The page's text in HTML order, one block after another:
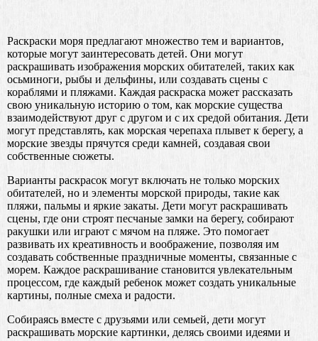
Раскраски моря предлагают множество тем и вариантов,
которые могут заинтересовать детей. Они могут
раскрашивать изображения морских обитателей, таких как
осьминоги, рыбы и дельфины, или создавать сцены с
кораблями и пляжами. Каждая раскраска может рассказать
свою уникальную историю о том, как морские существа
взаимодействуют друг с другом и с их средой обитания. Дети
могут представлять, как морская черепаха плывет к берегу, а
морские звезды прячутся среди камней, создавая свои
собственные сюжеты.
Варианты раскрасок могут включать не только морских
обитателей, но и элементы морской природы, такие как
пляжи, пальмы и яркие закаты. Дети могут раскрашивать
сцены, где они строят песчаные замки на берегу, собирают
ракушки или играют с мячом на пляже. Это помогает
развивать их креативность и воображение, позволяя им
создавать собственные праздничные моменты, связанные с
морем. Каждое раскрашивание становится увлекательным
процессом, где каждый ребенок может создать уникальные
картины, полные смеха и радости.
Собираясь вместе с друзьями или семьей, дети могут
раскрашивать морские картинки, делясь своими идеями и